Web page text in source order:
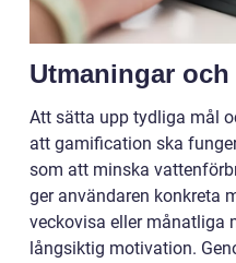
Utmaningar och
Att sätta upp tydliga mål
att gamification ska
som att minska
ger användaren konkreta
veckovisa eller månatliga
långsiktig motivation.